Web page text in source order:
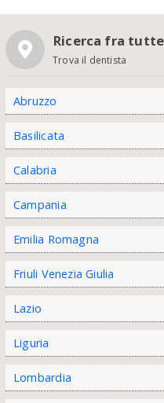
Ricerca fra
Trova il dentista
Abruzzo
Basilicata
Calabria
Campania
Emilia Romagna
Friuli Venezia Giulia
Lazio
Liguria
Lombardia